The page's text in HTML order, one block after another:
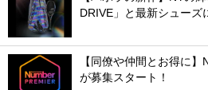
DRIVE」と最新シューズ
【同僚や仲間とお得に
が募集スタート！